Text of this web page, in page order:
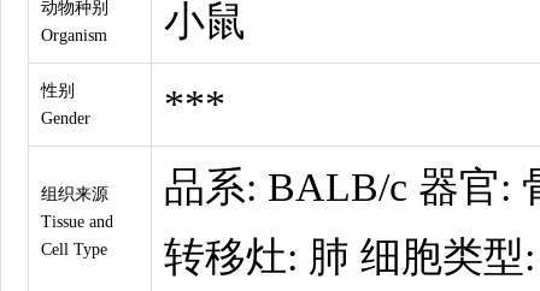
动物种别
Organism
小鼠
性别
Gender
***
组织来源
Tissue and
Cell Type
品系: BALB/c 器官:
转移灶: 肺 细胞类型